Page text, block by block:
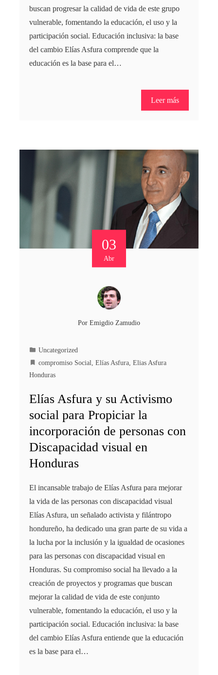
buscan progresar la calidad de vida de este grupo
vulnerable, fomentando la educación, el uso y la
participación social. Educación inclusiva: la base
del cambio Elías Asfura comprende que la
educación es la base para el…
Leer más
03
Abr
Por Emigdio Zamudio
Uncategorized
compromiso Social Elías Asfura Elias Asfura
Honduras
Elías Asfura y su Activismo
social para Propiciar la
incorporación de personas con
Discapacidad visual en
Honduras
El incansable trabajo de Elías Asfura para mejorar
la vida de las personas con discapacidad visual
Elías Asfura, un señalado activista y filántropo
hondureño, ha dedicado una gran parte de su vida a
la lucha por la inclusión y la igualdad de ocasiones
para las personas con discapacidad visual en
Honduras. Su compromiso social ha llevado a la
creación de proyectos y programas que buscan
mejorar la calidad de vida de este conjunto
vulnerable, fomentando la educación, el uso y la
participación social. Educación inclusiva: la base
del cambio Elías Asfura entiende que la educación
es la base para el…